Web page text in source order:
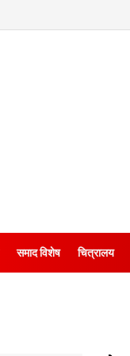
समाद विशेष चित्रालय